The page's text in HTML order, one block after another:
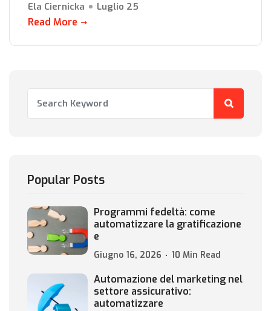
Ela Ciernicka Luglio 25
Read More
Popular Posts
Programmi fedeltà: come
automatizzare la gratificazione
e
Giugno 16, 2026 10 Min Read
Automazione del marketing nel
settore assicurativo:
automatizzare